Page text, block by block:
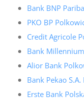
Bank BNP
PKO BP
Credit Agricole
Bank
Alior Bank
Bank Pekao
Erste Bank